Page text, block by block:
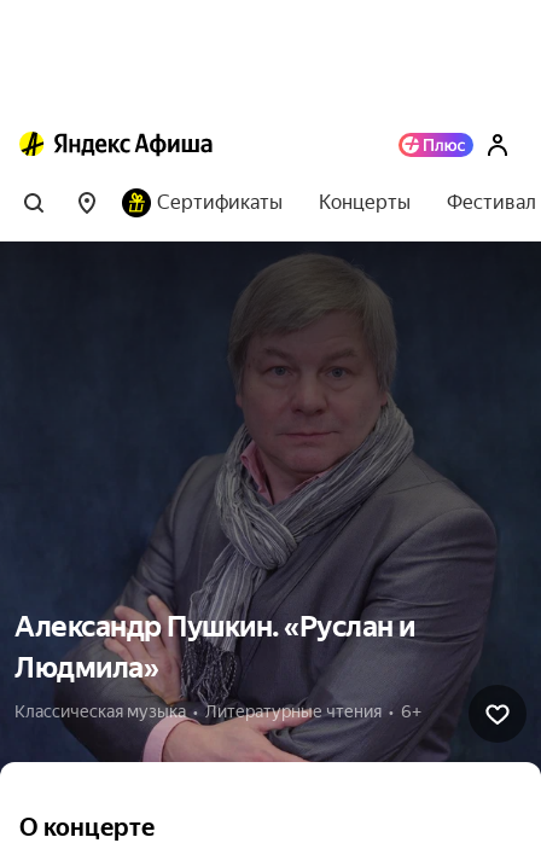
Сертификаты Концерты
Александр Пушкин. «Руслан и
Людмила»
Классическая музыка  •  Литературные чтения  •  6+
О концерте